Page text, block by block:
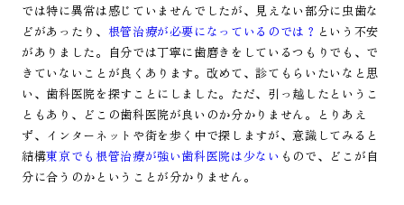
では特に異常は感じていませんでしたが、見えない部分に虫歯な
どがあったり、 根管治療が必要になっているのでは？ という不安
がありました。自分では丁寧に歯磨きをしているつもりでも、で
きていないことが良くあります。改めて、診てもらいたいなと思
い、歯科医院を探すことにしました。ただ、引っ越したというこ
ともあり、どこの歯科医院が良いのか分かりません。とりあえ
ず、インターネットや街を歩く中で探しますが、意識してみると
結構東京でも根管治療が強い歯科医院は少ない もので、どこが自
分に合うのかということが分かりません。